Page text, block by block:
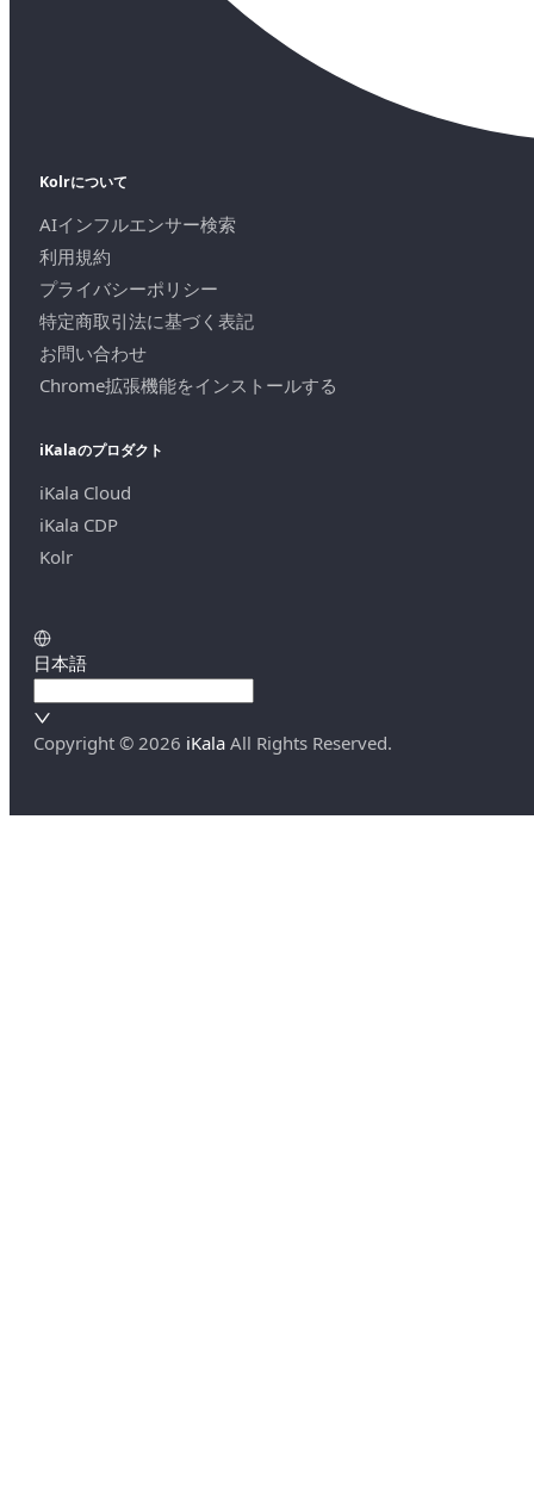
Kolrについて
AIインフルエンサー検索
利用規約
プライバシーポリシー
特定商取引法に基づく表記
お問い合わせ
Chrome拡張機能をインストールする
iKalaのプロダクト
iKala Cloud
iKala CDP
Kolr
日本語
Copyright © 2026 iKala All Rights Reserved.